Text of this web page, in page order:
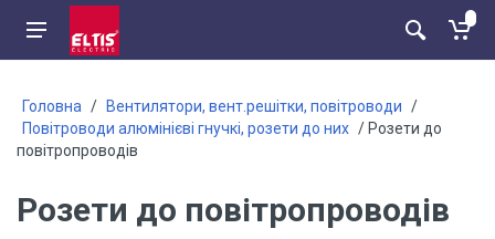
Головна / Вентилятори, вент.решітки, повітроводи /
Повітроводи алюмінієві гнучкі, розети до них / Розети до
повітропроводів
Розети до повітропроводів